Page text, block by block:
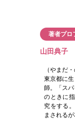
著者プロ
山田典子
（やまだ
東京都に
師。「ス
のときに
究をする
まされる